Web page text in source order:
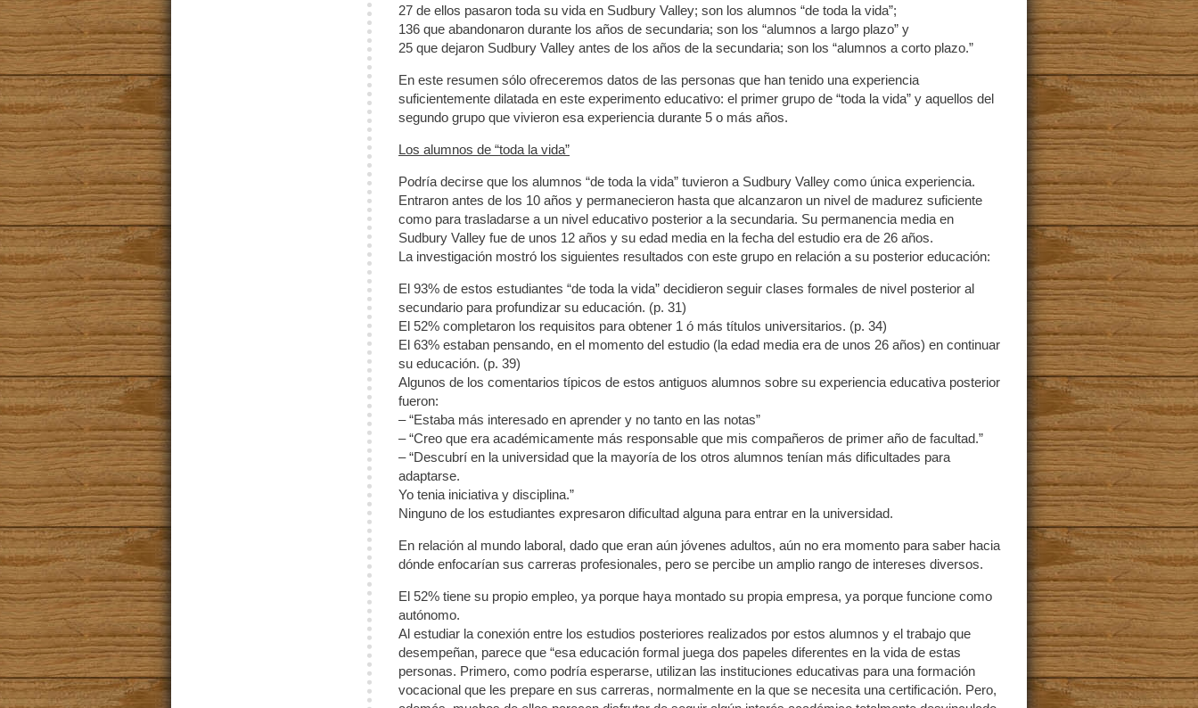
27 de ellos pasaron toda su vida en Sudbury Valley; son los alumnos “de toda la vida”;
136 que abandonaron durante los años de secundaria; son los “alumnos a largo plazo” y
25 que dejaron Sudbury Valley antes de los años de la secundaria; son los “alumnos a corto plazo.”
En este resumen sólo ofreceremos datos de las personas que han tenido una experiencia
suficientemente dilatada en este experimento educativo: el primer grupo de “toda la vida” y aquellos del
segundo grupo que vivieron esa experiencia durante 5 o más años.
Los alumnos de “toda la vida”
Podría decirse que los alumnos “de toda la vida” tuvieron a Sudbury Valley como única experiencia.
Entraron antes de los 10 años y permanecieron hasta que alcanzaron un nivel de madurez suficiente
como para trasladarse a un nivel educativo posterior a la secundaria. Su permanencia media en
Sudbury Valley fue de unos 12 años y su edad media en la fecha del estudio era de 26 años.
La investigación mostró los siguientes resultados con este grupo en relación a su posterior educación:
El 93% de estos estudiantes “de toda la vida” decidieron seguir clases formales de nivel posterior al
secundario para profundizar su educación. (p. 31)
El 52% completaron los requisitos para obtener 1 ó más títulos universitarios. (p. 34)
El 63% estaban pensando, en el momento del estudio (la edad media era de unos 26 años) en continuar
su educación. (p. 39)
Algunos de los comentarios típicos de estos antiguos alumnos sobre su experiencia educativa posterior
fueron:
– “Estaba más interesado en aprender y no tanto en las notas”
– “Creo que era académicamente más responsable que mis compañeros de primer año de facultad.”
– “Descubrí en la universidad que la mayoría de los otros alumnos tenían más dificultades para
adaptarse.
Yo tenia iniciativa y disciplina.”
Ninguno de los estudiantes expresaron dificultad alguna para entrar en la universidad.
En relación al mundo laboral, dado que eran aún jóvenes adultos, aún no era momento para saber hacia
dónde enfocarían sus carreras profesionales, pero se percibe un amplio rango de intereses diversos.
El 52% tiene su propio empleo, ya porque haya montado su propia empresa, ya porque funcione como
autónomo.
Al estudiar la conexión entre los estudios posteriores realizados por estos alumnos y el trabajo que
desempeñan, parece que “esa educación formal juega dos papeles diferentes en la vida de estas
personas. Primero, como podría esperarse, utilizan las instituciones educativas para una formación
vocacional que les prepare en sus carreras, normalmente en la que se necesita una certificación. Pero,